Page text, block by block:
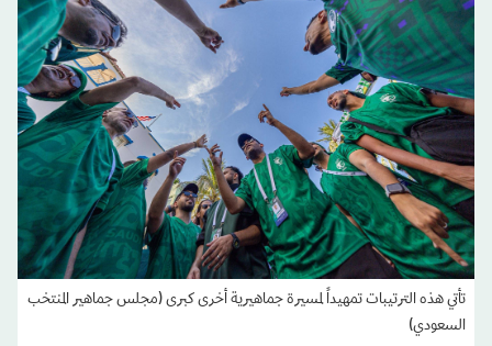
تأتي هذه الترتيبات تمهيداً لمسيرة جماهيرية أخرى كبرى (مجلس جماهير المنتخب
السعودي)